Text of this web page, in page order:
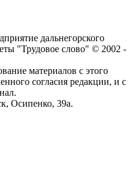
дальнегорского
"Трудовое слово" © 2002 -
материалов с этого
согласия редакции, и с
Осипенко, 39а.